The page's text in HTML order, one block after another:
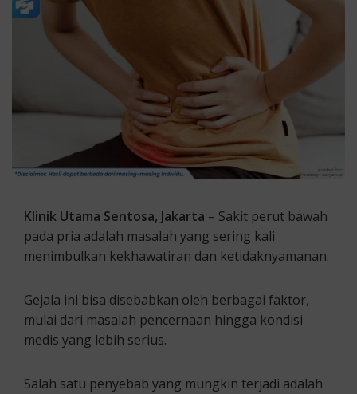
Klinik Utama Sentosa, Jakarta – Sakit perut bawah
pada pria adalah masalah yang sering kali
menimbulkan kekhawatiran dan ketidaknyamanan.
Gejala ini bisa disebabkan oleh berbagai faktor,
mulai dari masalah pencernaan hingga kondisi
medis yang lebih serius.
Salah satu penyebab yang mungkin terjadi adalah